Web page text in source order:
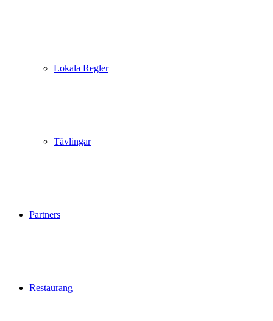
Lokala Regler
Tävlingar
Partners
Restaurang